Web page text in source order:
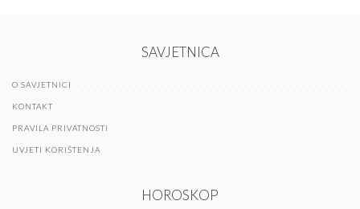
SAVJETNICA
O SAVJETNICI
KONTAKT
PRAVILA PRIVATNOSTI
UVJETI KORIŠTENJA
HOROSKOP